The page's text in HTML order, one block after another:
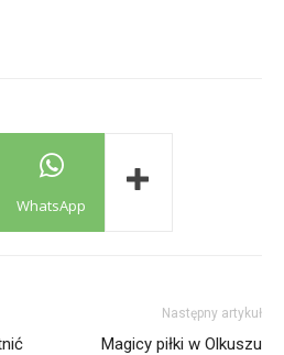
WhatsApp
Następny artykuł
Magicy piłki w Olkuszu